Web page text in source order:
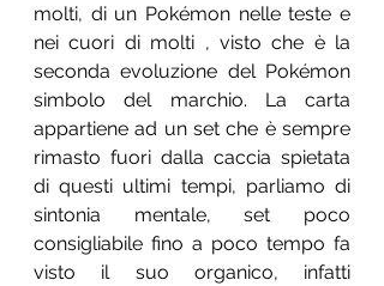
molti, di un Pokémon nelle teste e
nei cuori di molti , visto che è la
seconda evoluzione del Pokémon
simbolo del marchio. La carta
appartiene ad un set che è sempre
rimasto fuori dalla caccia spietata
di questi ultimi tempi, parliamo di
sintonia mentale, set poco
consigliabile fino a poco tempo fa
visto il suo organico, infatti